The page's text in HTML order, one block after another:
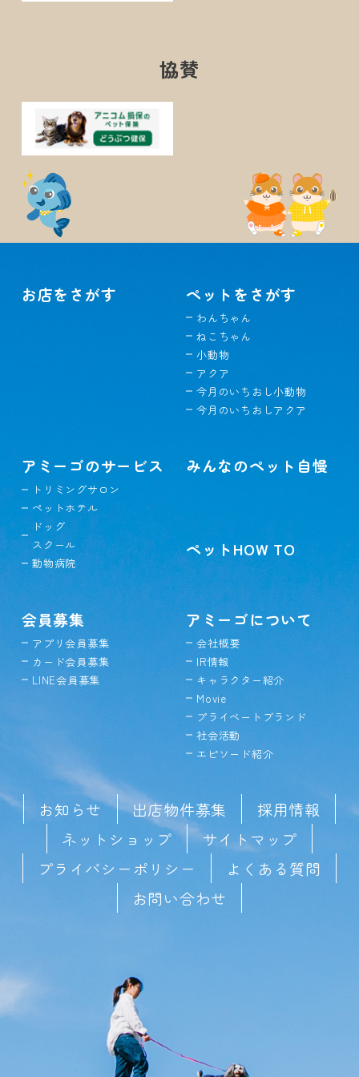
協賛
お店をさがす ペットをさがす
わんちゃん
ねこちゃん
小動物
アクア
今月のいちおし小動物
今月のいちおしアクア
アミーゴのサービス
トリミングサロン
ペットホテル
ドッグ
スクール
動物病院
みんなのペット自慢
ペットHOW TO
会員募集
アプリ会員募集
カード会員募集
LINE会員募集
アミーゴについて
会社概要
IR情報
キャラクター紹介
Movie
プライベートブランド
社会活動
エピソード紹介
お知らせ 出店物件募集
採用情報
ネットショップ
サイトマップ
プライバシーポリシー
よくある質問
お問い合わせ